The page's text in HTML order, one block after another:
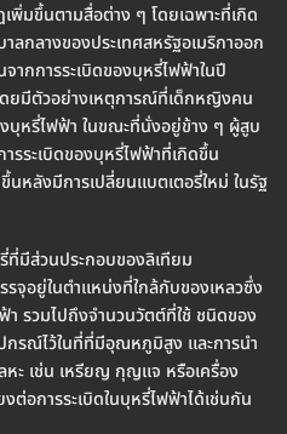
พิ่มขึ้นตามสื่อต่าง ๆ โดยเฉพาะที่เกิด
ลกลางของประเทศสหรัฐอเมริกาออก
ากการระเบิดของบุหรี่ไฟฟ้าในปี
ยมีตัวอย่างเหตุการณ์ที่เด็กหญิงคน
บุหรี่ไฟฟ้า ในขณะที่นั่งอยู่ข้าง ๆ ผู้สูบ
รระเบิดของบุหรี่ไฟฟ้าที่เกิดขึ้น
นหลังมีการเปลี่ยนแบตเตอรี่ใหม่ ในรัฐ
ที่มีส่วนประกอบของลิเทียม
อยู่ในตำแหน่งที่ใกล้กับของเหลวซึ่ง
รวมไปถึงจำนวนวัตต์ที่ใช้ ชนิดของ
กรณ์ไว้ในที่ที่มีอุณหภูมิสูง และการนำ
ะ เช่น เหรียญ กุญแจ หรือเครื่อง
อการระเบิดในบุหรี่ไฟฟ้าได้เช่นกัน